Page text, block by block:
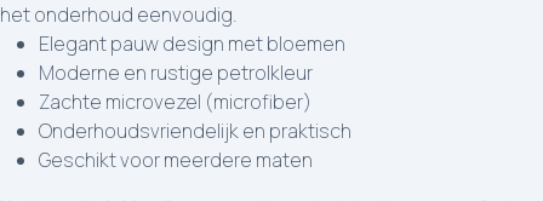
het onderhoud eenvoudig.
Elegant pauw design met bloemen
Moderne en rustige petrolkleur
Zachte microvezel (microfiber)
Onderhoudsvriendelijk en praktisch
Geschikt voor meerdere maten